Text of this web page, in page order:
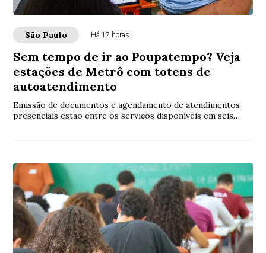
São Paulo Há 17 horas
Sem tempo de ir ao Poupatempo? Veja
estações de Metrô com totens de
autoatendimento
Emissão de documentos e agendamento de atendimentos
presenciais estão entre os serviços disponíveis em seis